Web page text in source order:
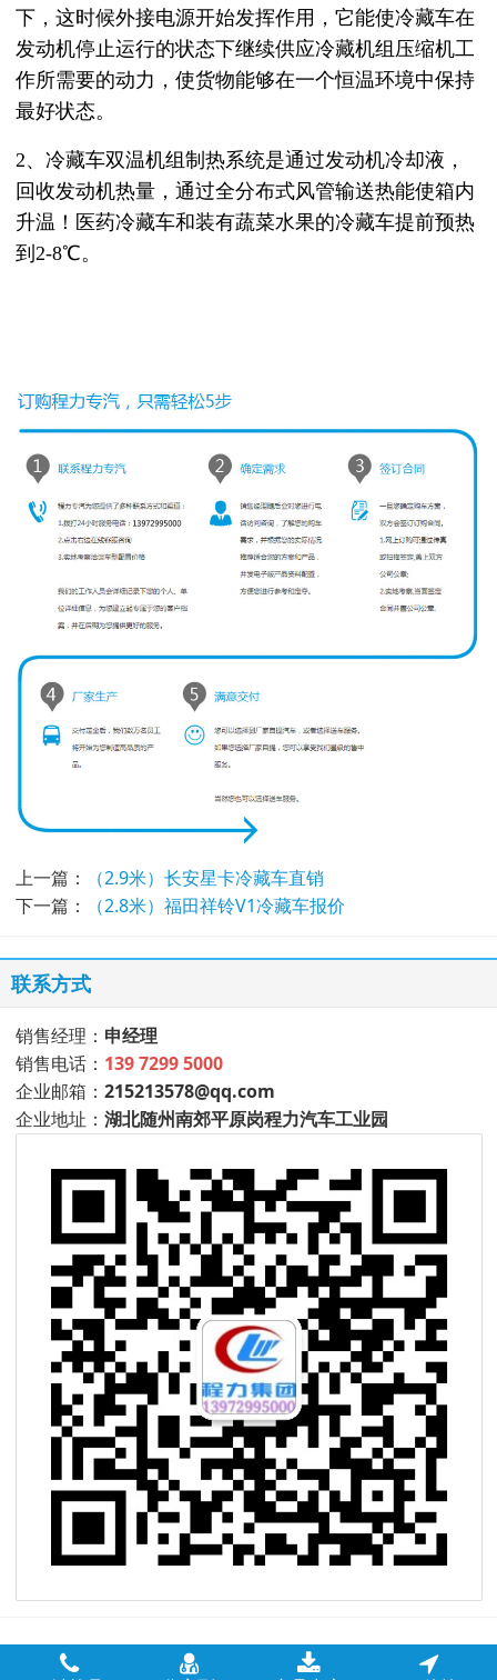
下，这时候外接电源开始发挥作用，它能使冷藏车在
发动机停止运行的状态下继续供应冷藏机组压缩机工
作所需要的动力，使货物能够在一个恒温环境中保持
最好状态。
2、冷藏车双温机组制热系统是通过发动机冷却液，
回收发动机热量，通过全分布式风管输送热能使箱内
升温！医药冷藏车和装有蔬菜水果的冷藏车提前预热
到2-8℃。
上一篇：
（2.9米）长安星卡冷藏车直销
下一篇：
（2.8米）福田祥铃V1冷藏车报价
联系方式
销售经理： 申经理
销售电话： 139 7299 5000
企业邮箱： 215213578@qq.com
企业地址： 湖北随州南郊平原岗程力汽车工业园